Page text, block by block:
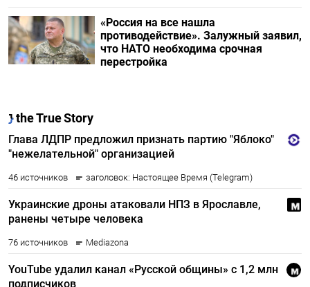
«Россия на все нашла
противодействие». Залужный заявил,
что НАТО необходима срочная
перестройка